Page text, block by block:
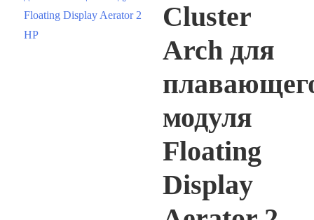
Cluster
Arch для
модуля
Floating
Display